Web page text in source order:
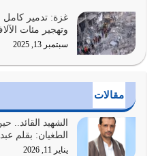
يوليو 25, 2026
الدين الذي شرعه الله لا يجوز
أي أمة تتفرق في الدين
أمة عاجزة عن النهوض…
يوليو 23, 2026
وتهجير مئات
سبتمبر 13, 2025
مقالات
الشهيد القائد..
الطغيان: بقلم
يناير 11, 2026